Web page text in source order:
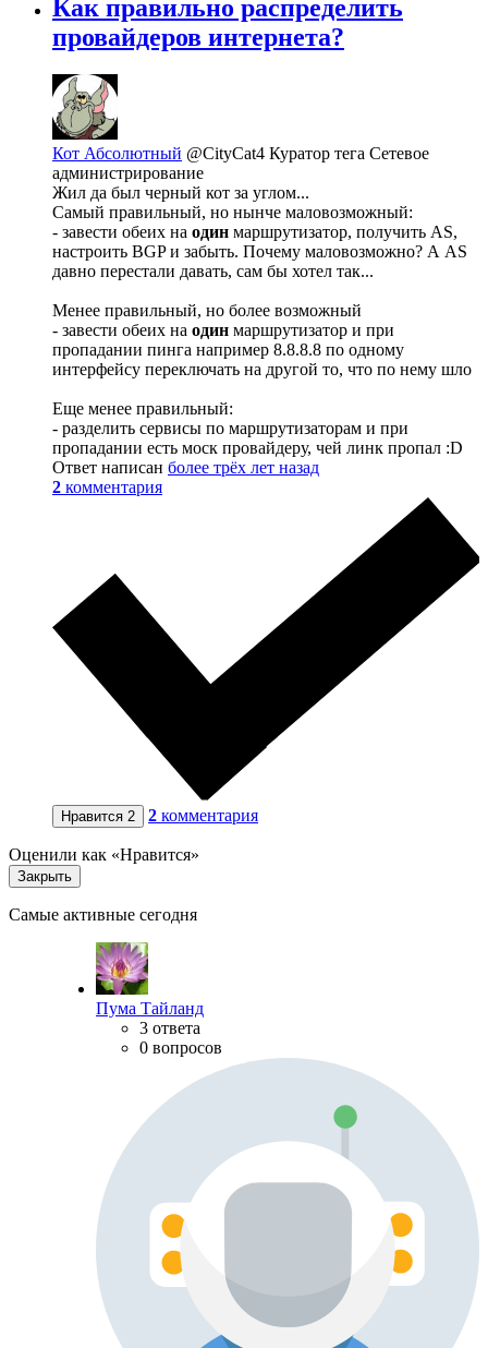
Как правильно распределить
провайдеров интернета?
Кот Абсолютный @CityCat4 Куратор тега Сетевое
администрирование
Жил да был черный кот за углом...
Самый правильный, но нынче маловозможный:
- завести обеих на один маршрутизатор, получить AS,
настроить BGP и забыть. Почему маловозможно? А AS
давно перестали давать, сам бы хотел так...
Менее правильный, но более возможный
- завести обеих на один маршрутизатор и при
пропадании пинга например 8.8.8.8 по одному
интерфейсу переключать на другой то, что по нему шло
Еще менее правильный:
- разделить сервисы по маршрутизаторам и при
пропадании есть моск провайдеру, чей линк пропал :D
Ответ написан более трёх лет назад
2 комментария
Нравится 2 2 комментария
Оценили как «Нравится»
Закрыть
Самые активные сегодня
Пума Тайланд
3 ответа
0 вопросов